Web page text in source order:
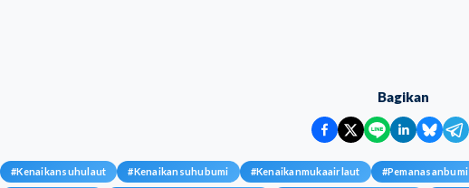
Bagikan
#Kenaikansuhulaut #Kenaikansuhubumi #Kenaikanmukaairlaut #Pemanasanbumi